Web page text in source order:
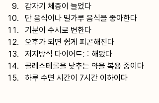
갑자기 체중이 늘었다
단 음식이나 밀가루 음식을 좋아한다
기분이 수시로 변한다
오후가 되면 쉽게 피곤해진다
저지방식 다이어트를 해봤다
콜레스테롤을 낮추는 약을 복용 중이다
하루 수면 시간이 7시간 이하이다